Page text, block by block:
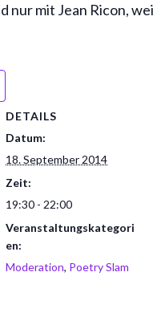
nur mit Jean Ricon,
DETAILS
Datum:
18. September 2014
Zeit:
19:30 - 22:00
Veranstaltungskategori
en:
Moderation, Poetry Slam